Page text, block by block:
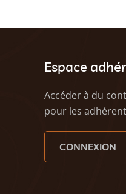
Espace
Accéder à du
pour les
CONNEXION